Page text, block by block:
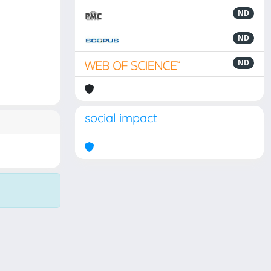
ND
ND
ND
social impact